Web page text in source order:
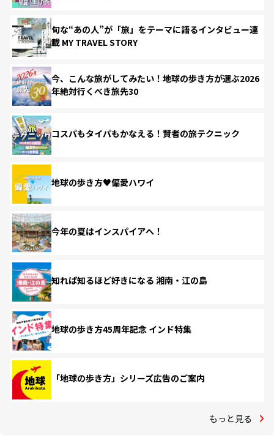
旬な“あの人”が「旅」をテーマに語るインタビュー連
載 MY TRAVEL STORY
今、こんな旅がしてみたい！地球の歩き方が選ぶ2026
年絶対行くべき旅先30
コスパもタイパもかなえる！賢者の旅テクニック
地球の歩き方♥偏愛ハワイ
今年の夏はインスパイアへ！
知れば知るほど好きになる 湘南・江の島
地球の歩き方45周年記念 インド特集
「地球の歩き方」シリーズ広告のご案内
もっと見る